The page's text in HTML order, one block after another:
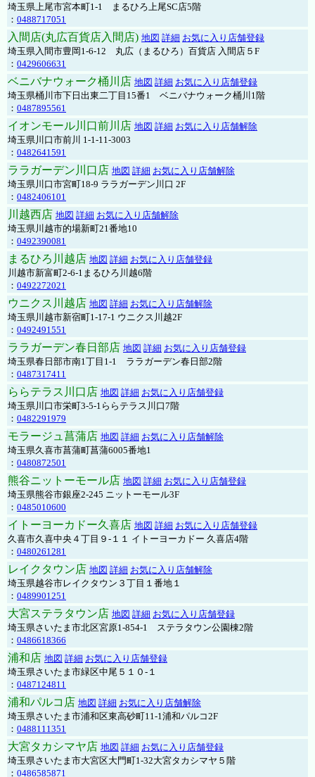
埼玉県上尾市宮本町1-1 まるひろ上尾SC店5階
： 0488717051
入間店(丸広百貨店入間店) 地図 詳細 お気に入り店舗登録
埼玉県入間市豊岡1-6-12 丸広（まるひろ）百貨店 入間店５F
： 0429606631
ベニバナウォーク桶川店 地図 詳細 お気に入り店舗登録
埼玉県桶川市下日出東二丁目15番1 ベニバナウォーク桶川1階
： 0487895561
イオンモール川口前川店 地図 詳細 お気に入り店舗解除
埼玉県川口市前川 1-1-11-3003
： 0482641591
ララガーデン川口店 地図 詳細 お気に入り店舗解除
埼玉県川口市宮町18-9 ララガーデン川口 2F
： 0482406101
川越西店 地図 詳細 お気に入り店舗解除
埼玉県川越市的場新町21番地10
： 0492390081
まるひろ川越店 地図 詳細 お気に入り店舗登録
川越市新富町2-6-1まるひろ川越6階
： 0492272021
ウニクス川越店 地図 詳細 お気に入り店舗解除
埼玉県川越市新宿町1-17-1 ウニクス川越2F
： 0492491551
ララガーデン春日部店 地図 詳細 お気に入り店舗登録
埼玉県春日部市南1丁目1-1 ララガーデン春日部2階
： 0487317411
ららテラス川口店 地図 詳細 お気に入り店舗登録
埼玉県川口市栄町3-5-1ららテラス川口7階
： 0482291979
モラージュ菖蒲店 地図 詳細 お気に入り店舗解除
埼玉県久喜市菖蒲町菖蒲6005番地1
： 0480872501
熊谷ニットーモール店 地図 詳細 お気に入り店舗登録
埼玉県熊谷市銀座2-245 ニットーモール3F
： 0485010600
イトーヨーカドー久喜店 地図 詳細 お気に入り店舗登録
久喜市久喜中央４丁目９-１１ イトーヨーカドー 久喜店4階
： 0480261281
レイクタウン店 地図 詳細 お気に入り店舗解除
埼玉県越谷市レイクタウン３丁目１番地１
： 0489901251
大宮ステラタウン店 地図 詳細 お気に入り店舗登録
埼玉県さいたま市北区宮原1-854-1 ステラタウン公園棟2階
： 0486618366
浦和店 地図 詳細 お気に入り店舗登録
埼玉県さいたま市緑区中尾５１０-１
： 0487124811
浦和パルコ店 地図 詳細 お気に入り店舗解除
埼玉県さいたま市浦和区東高砂町11-1浦和パルコ2F
： 0488111351
大宮タカシマヤ店 地図 詳細 お気に入り店舗登録
埼玉県さいたま市大宮区大門町1-32大宮タカシマヤ５階
： 0486585871